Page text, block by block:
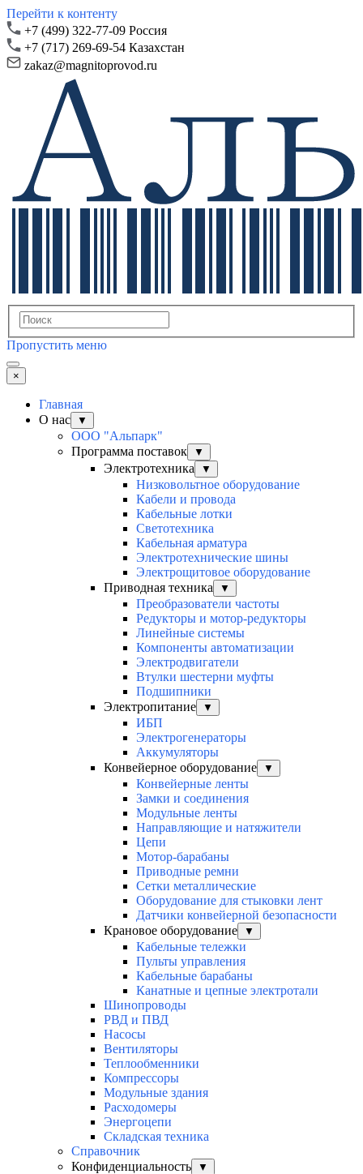
Перейти к контенту
+7 (499) 322-77-09 Россия
+7 (717) 269-69-54 Казахстан
zakaz@magnitoprovod.ru
Пропустить меню
×
Главная
О нас
▼
ООО "Альпарк"
Программа поставок
▼
Электротехника ▼
Низковольтное оборудование
Кабели и провода
Кабельные лотки
Светотехника
Кабельная арматура
Электротехнические шины
Электрощитовое оборудование
Приводная техника
▼
Преобразователи частоты
Редукторы и мотор-редукторы
Линейные системы
Компоненты автоматизации
Электродвигатели
Втулки шестерни муфты
Подшипники
Электропитание
▼
ИБП
Электрогенераторы
Аккумуляторы
Конвейерное оборудование
▼
Конвейерные ленты
Замки и соединения
Модульные ленты
Направляющие и натяжители
Цепи
Мотор-барабаны
Приводные ремни
Сетки металлические
Оборудование для стыковки лент
Датчики конвейерной безопасности
Крановое оборудование
▼
Кабельные тележки
Пульты управления
Кабельные барабаны
Канатные и цепные электротали
Шинопроводы
РВД и ПВД
Насосы
Вентиляторы
Теплообменники
Компрессоры
Модульные здания
Расходомеры
Энергоцепи
Складская техника
Справочник
Конфиденциальность
▼